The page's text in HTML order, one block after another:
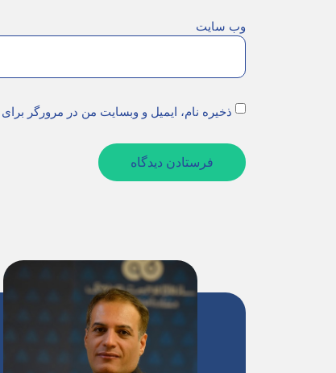
وب‌ سایت
ذخیره نام، ایمیل و وبسایت من در مرورگر